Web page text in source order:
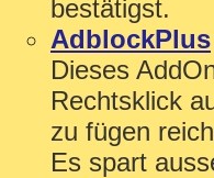
bestätigst.
AdblockPlus
Dieses
Rechtsklick
zu fügen
Es spart